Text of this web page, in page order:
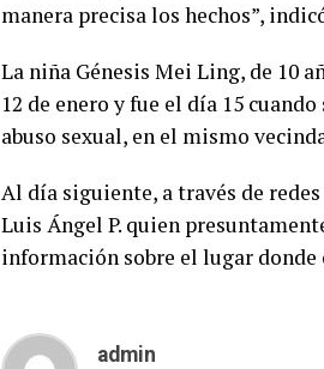
manera precisa los hechos”,
La niña Génesis Mei Ling, de 10
12 de enero y fue el día 15
abuso sexual, en el mismo
Al día siguiente, a través de
Luis Ángel P. quien
información sobre el lugar
admin